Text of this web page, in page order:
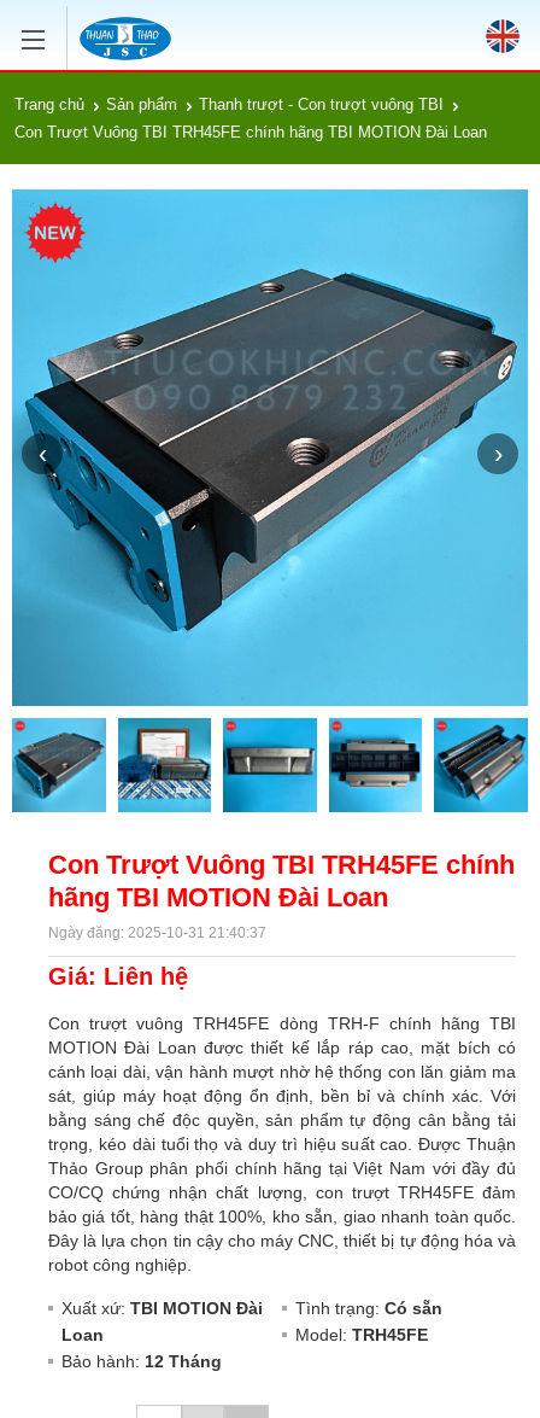
Trang chủ Sản phẩm
Thanh trượt - Con trượt vuông TBI
Con Trượt Vuông TBI TRH45FE chính hãng TBI MOTION Đài Loan
‹ ›
Con Trượt Vuông TBI TRH45FE chính
hãng TBI MOTION Đài Loan
Ngày đăng: 2025-10-31 21:40:37
Giá: Liên hệ
Con trượt vuông TRH45FE dòng TRH-F chính hãng TBI
MOTION Đài Loan được thiết kế lắp ráp cao, mặt bích có
cánh loại dài, vận hành mượt nhờ hệ thống con lăn giảm ma
sát, giúp máy hoạt động ổn định, bền bỉ và chính xác. Với
bằng sáng chế độc quyền, sản phẩm tự động cân bằng tải
trọng, kéo dài tuổi thọ và duy trì hiệu suất cao. Được Thuận
Thảo Group phân phối chính hãng tại Việt Nam với đầy đủ
CO/CQ chứng nhận chất lượng, con trượt TRH45FE đảm
bảo giá tốt, hàng thật 100%, kho sẵn, giao nhanh toàn quốc.
Đây là lựa chọn tin cậy cho máy CNC, thiết bị tự động hóa và
robot công nghiệp.
Xuất xứ: TBI MOTION Đài
Loan
Tình trạng: Có sẵn
Model: TRH45FE
Bảo hành: 12 Tháng